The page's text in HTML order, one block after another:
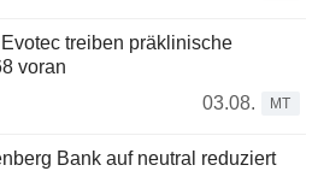
treiben präklinische
voran
03.08.
MT
Bank auf neutral reduziert